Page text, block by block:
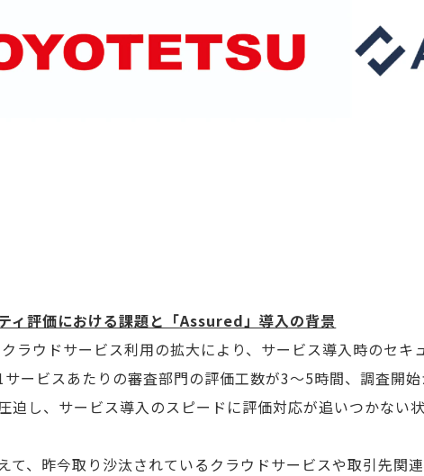
ィ評価における課題と「Assured」導入の背景
ラウドサービス利用の拡大により、サービス導入時のセ
ービスあたりの審査部門の評価工数が3〜5時間、調査開
迫し、サービス導入のスピードに評価対応が追いつかない状
て、昨今取り沙汰されているクラウドサービスや取引先関